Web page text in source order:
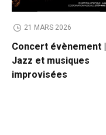
21 MARS 2026
Concert évènement |
Jazz et musiques
improvisées